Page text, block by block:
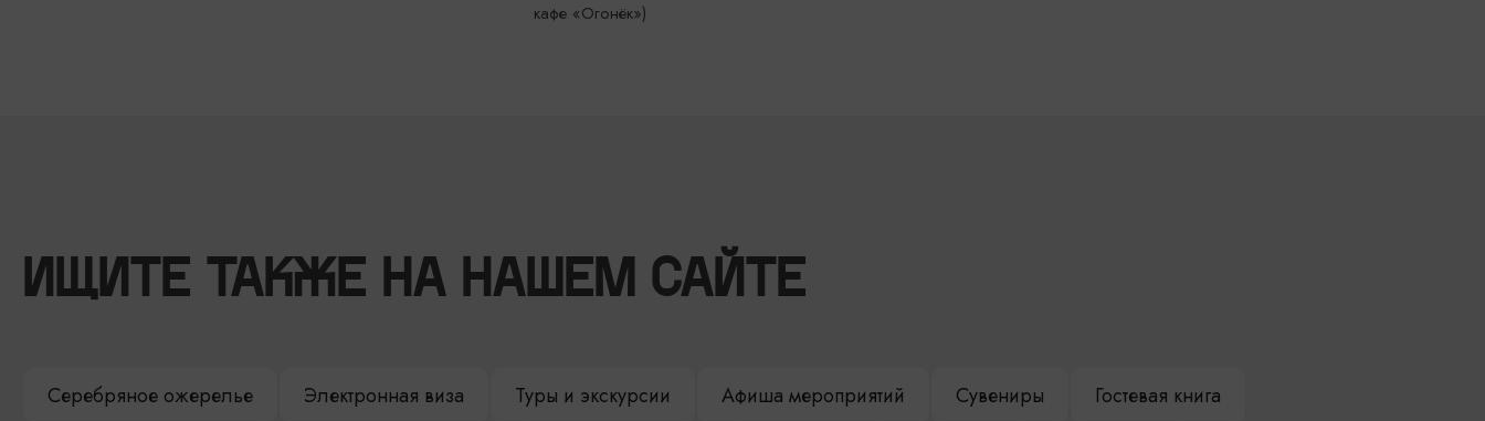
кафе «Огонёк»)
ИЩИТЕ ТАКЖЕ НА НАШЕМ САЙТЕ
Серебряное ожерелье Электронная виза Туры и экскурсии Афиша мероприятий Сувениры Гостевая книга